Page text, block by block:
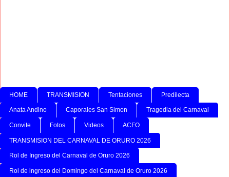
HOME TRANSMISION Tentaciones Predilecta
Anata Andino Caporales San Simon Tragedia del Carnaval
Convite Fotos Videos ACFO
TRANSMISION DEL CARNAVAL DE ORURO 2026
Rol de Ingreso del Carnaval de Oruro 2026
Rol de ingreso del Domingo del Carnaval de Oruro 2026